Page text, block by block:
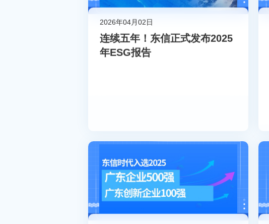
2026年04月02日
连续五年！东信正式发布2025
年ESG报告